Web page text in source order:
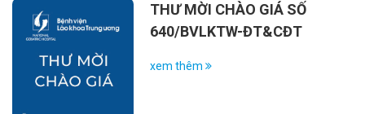
THƯ MỜI CHÀO GIÁ SỐ
640/BVLKTW-ĐT&CĐT
xem thêm